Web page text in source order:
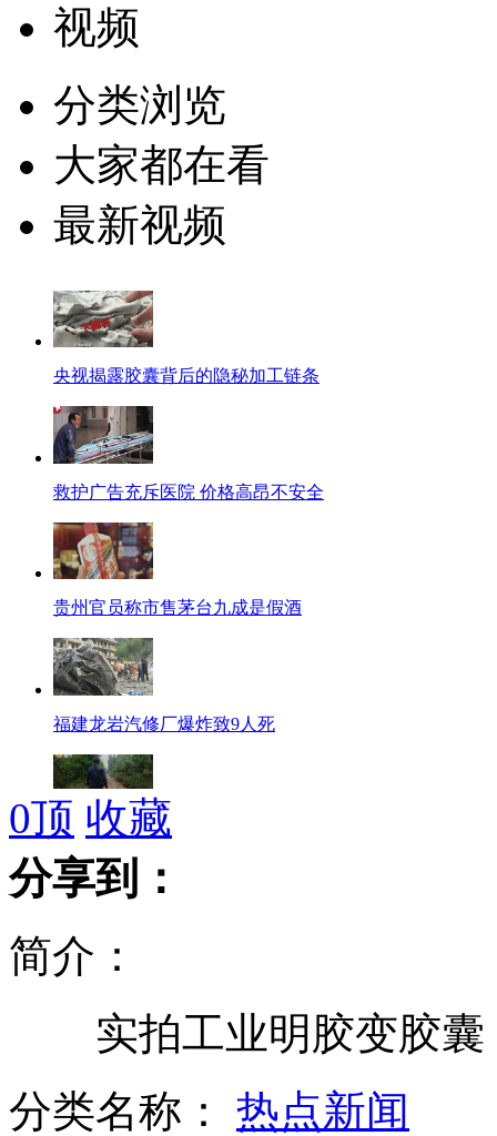
视频
分类浏览
大家都在看
最新视频
央视揭露胶囊背后的隐秘加工链条
救护广告充斥医院 价格高昂不安全
贵州官员称市售茅台九成是假酒
福建龙岩汽修厂爆炸致9人死
盲人盗窃20起 听声辨位去偷钱
澳大利亚新西兰剩女上山下乡找男友
0顶 收藏
分享到：
简介：
实拍工业明胶变胶囊
分类名称： 热点新闻